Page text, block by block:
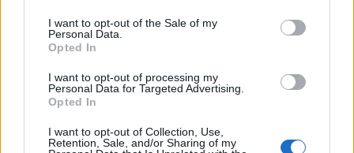
I want to opt-out of the Sale of my
Personal Data.
Opted In
I want to opt-out of processing my
Personal Data for Targeted Advertising.
Opted In
I want to opt-out of Collection, Use,
Retention, Sale, and/or Sharing of my
M O T
O
O T
O
T
T O M
O